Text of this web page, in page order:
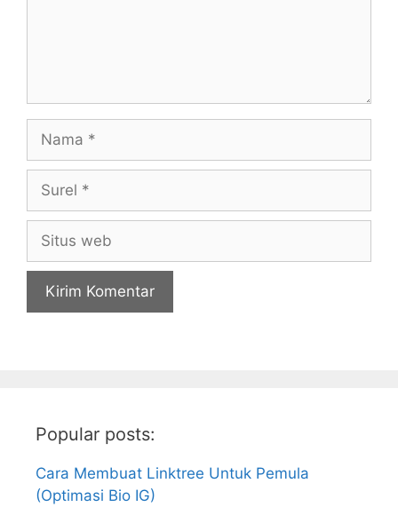
web
Popular posts:
Cara Membuat Linktree Untuk Pemula
(Optimasi Bio IG)